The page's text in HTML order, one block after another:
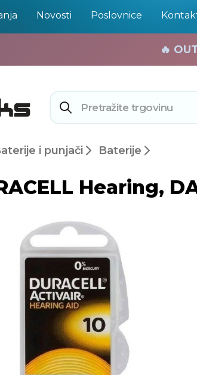
Novosti Poslovnice
🔥
i punjači Baterije
Hearing,